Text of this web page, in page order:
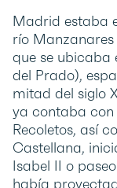
Madrid estaba
río
que se ubicaba
del Prado),
mitad del siglo
ya contaba con
Recoletos, así
Castellana,
Isabel II o
había